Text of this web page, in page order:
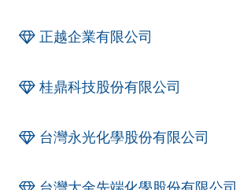
正越企業有限公司
桂鼎科技股份有限公司
台灣永光化學股份有限公司